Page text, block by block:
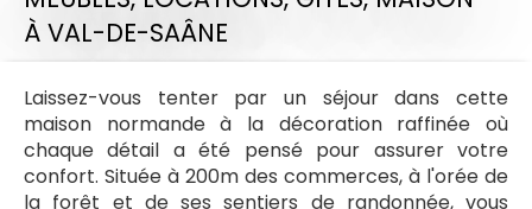
À VAL-DE-SAÂNE
Laissez-vous tenter par un séjour dans cette
maison normande à la décoration raffinée où
chaque détail a été pensé pour assurer votre
confort. Située à 200m des commerces, à l'orée de
la forêt et de ses sentiers de randonnée, vous